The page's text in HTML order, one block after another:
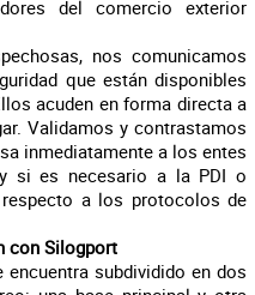
del comercio exterior
nos comunicamos
que están disponibles
acuden en forma directa a
Validamos y contrastamos
inmediatamente a los entes
si es necesario a la PDI o
respecto a los protocolos de
con Silogport
subdividido en dos